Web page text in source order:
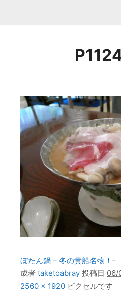
ぼたん鍋 – 冬の貴船名物！
成者 taketoabray 投稿日 06/
2560 × 1920 ピクセルです